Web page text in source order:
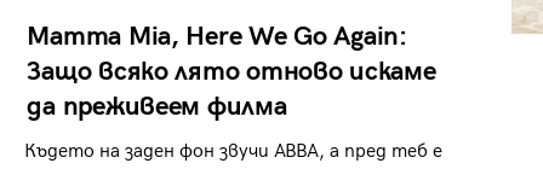
Mamma Mia, Here We Go Again:
Защо всяко лято отново искаме
да преживеем филма
Където на заден фон звучи ABBA, а пред теб е